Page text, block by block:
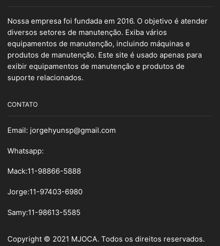
Nossa empresa foi fundada em 2016. O objetivo é atender
diversos setores de manutenção. Exiba vários
equipamentos de manutenção, incluindo máquinas e
produtos de manutenção. Este site é usado apenas para
exibir equipamentos de manutenção e produtos de
suporte relacionados.
CONTATO
Email: jorgehyunsp@gmail.com
Whatsapp:
Mack:11-98866-5888
Jorge:11-97403-6980
Samy:11-98613-5585
Copyright © 2021 MJOCA. Todos os direitos reservados.